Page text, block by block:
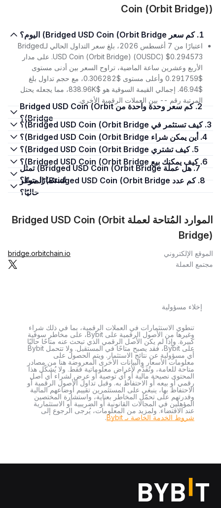
Coin (Orbit Bridge))
1. كم سعر Bridged USD Coin (Orbit Bridge) اليوم؟
اعتبارًا من 7 أغسطس 2026، بلغ سعر التداول الحالي لـBridged
USD Coin (Orbit Bridge) (OUSDC) $0.294573. على مدار
الأربع وعشرين ساعة الماضية، تراوح السعر بين أدنى مستوى
$0.291759 وأعلى مستوى $0.306282، مع حجم تداول بلغ
$46.94. إجمالي القيمة السوقية هو $838.96K، مما يجعله يحتل
المرتبة رقم -- بين العملات الرقمية الأخرى.
2. كم سعر وحدة واحدة من Bridged USD Coin (Orbit
Bridge)؟
3. كيف تستثمر في Bridged USD Coin (Orbit Bridge)؟
4. أين يمكن شراء Bridged USD Coin (Orbit Bridge)؟
5. كيف تشتري Bridged USD Coin (Orbit Bridge)؟
6. كيف يمكنك بيع Bridged USD Coin (Orbit Bridge)؟
7. هل عملة Bridged USD Coin (Orbit Bridge) تمثل
استثمارًا جيدًا؟
8. كم عدد Bridged USD Coin (Orbit Bridge) المتوفر
حاليًا؟
الموارد المُتاحة لعملة Bridged USD Coin (Orbit
Bridge)
الموقع الإلكتروني
bridge.orbitchain.io
مجتمع العملة
إخلاء مسؤولية
تنطوي الاستثمارات في العملات الرقمية، بما في ذلك شراء
وغيرها من الأصول الرقمية على Bybit، على مخاطر سوقية
كبيرة. وإذا لم يكن الأصل الرقمي الذي تبحث عنه متاحًا حاليًا
على Bybit، فقد يصبح متاحًا في المستقبل. ولا تتحمل Bybit
أي مسؤولية عن نتائج الاستثمار. ويتم الحصول على
معلومات الأسعار والبيانات الأخرى المعروضة هنا من مصادر
متاحة للعامة، وتُقدَّم لأغراض معلوماتية فقط. ولا يُشكّل هذا
المحتوى نصيحة مالية أو أي توصية أو عرض لشراء أي أصل
رقمي أو بيعه أو الاحتفاظ به. وقبل تداول الأصول الرقمية أو
الاحتفاظ بها، ينبغي على المستثمرين تقييم أوضاعهم المالية
وقدرتهم على تحمّل المخاطر بعناية، واستشارة المختصين
المؤهلين في المجالات القانونية أو الضريبية أو الاستثمارية
عند الاقتضاء. ولمزيد من المعلومات، يُرجى الرجوع إلى
شروط الخدمة الخاصة بـ Bybit
.